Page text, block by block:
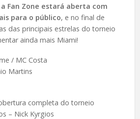
Fan Zone estará aberta com
para o público, e no final de
das principais estrelas do torneio
ainda mais Miami!
/ MC Costa
Martins
completa do torneio
– Nick Kyrgios